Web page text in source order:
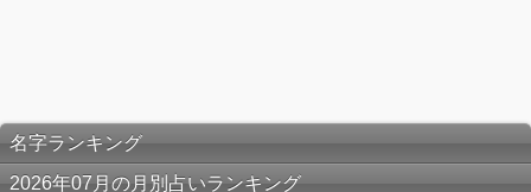
名字ランキング
2026年07月の月別占いランキング